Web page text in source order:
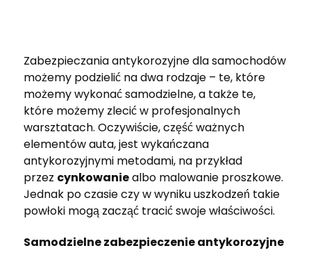
Zabezpieczania antykorozyjne dla samochodów
możemy podzielić na dwa rodzaje – te, które
możemy wykonać samodzielne, a także te,
które możemy zlecić w profesjonalnych
warsztatach. Oczywiście, część ważnych
elementów auta, jest wykańczana
antykorozyjnymi metodami, na przykład
przez cynkowaniealbo malowanie proszkowe.
Jednak po czasie czy w wyniku uszkodzeń takie
powłoki mogą zacząć tracić swoje właściwości.
Samodzielne zabezpieczenie antykorozyjne